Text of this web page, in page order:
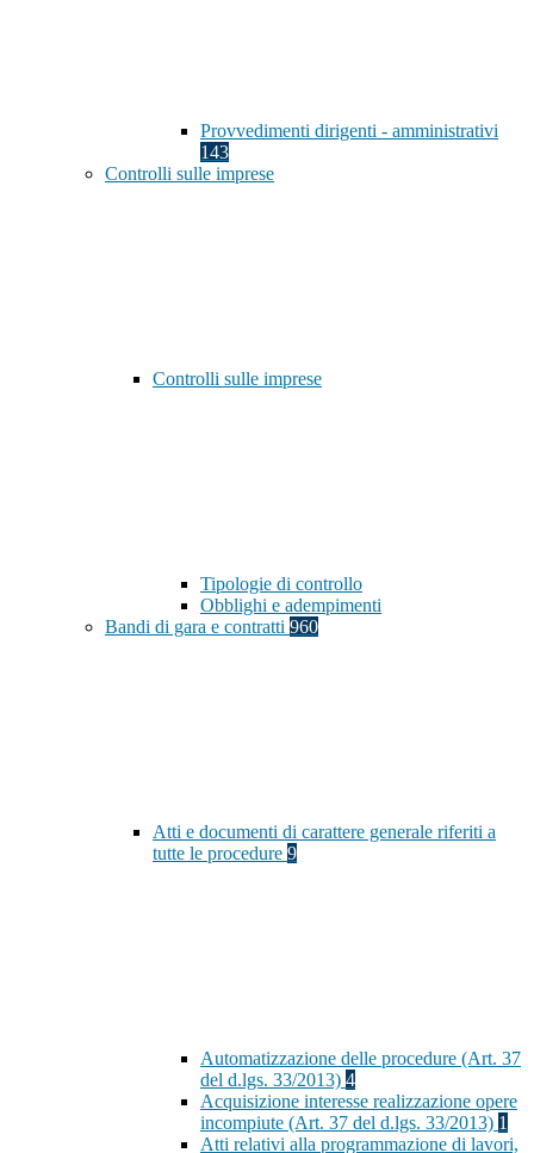
Provvedimenti dirigenti - amministrativi
143
Controlli sulle imprese
Controlli sulle imprese
Tipologie di controllo
Obblighi e adempimenti
Bandi di gara e contratti 960
Atti e documenti di carattere generale riferiti a
tutte le procedure 9
Automatizzazione delle procedure (Art. 37
del d.lgs. 33/2013) 4
Acquisizione interesse realizzazione opere
incompiute (Art. 37 del d.lgs. 33/2013) 1
Atti relativi alla programmazione di lavori,